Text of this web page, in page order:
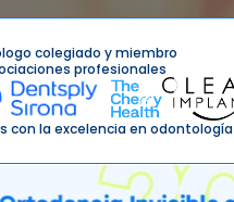
colegiado y miembro
profesionales
con la excelencia en odontología